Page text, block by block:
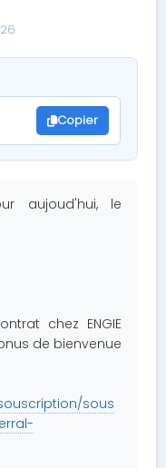
Copier
aujoud'hui, le
chez ENGIE
de bienvenue
sous